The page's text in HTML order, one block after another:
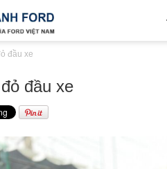
đầu xe
đầu xe